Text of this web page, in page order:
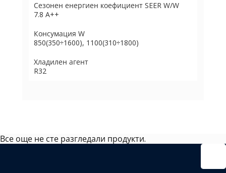
Сезонен енергиен коефициент SEER W/W
7.8 A++
Консумация W
850(350÷1600), 1100(310÷1800)
Хладилен агент
R32
Все още не сте разгледали продукти.